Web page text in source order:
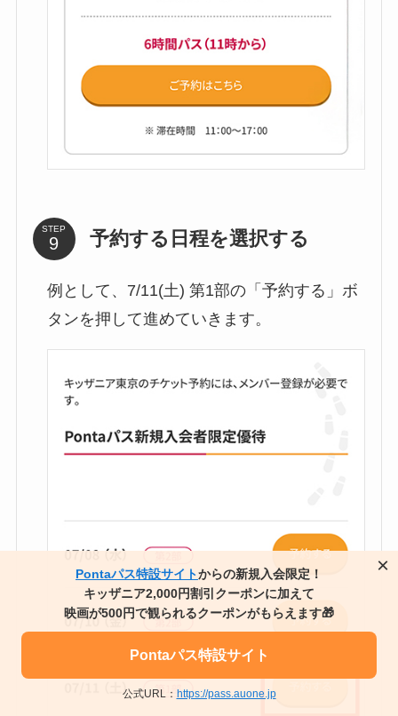
STEP 予約する日程を選択する
例として、7/11(土) 第1部の「予約する」ボ
タンを押して進めていきます。
×
Pontaパス特設サイトからの新規入会限定！
キッザニア2,000円割引クーポンに加えて
映画が500円で観られるクーポンがもらえます🎁
Pontaパス特設サイト
公式URL： https://pass.auone.jp